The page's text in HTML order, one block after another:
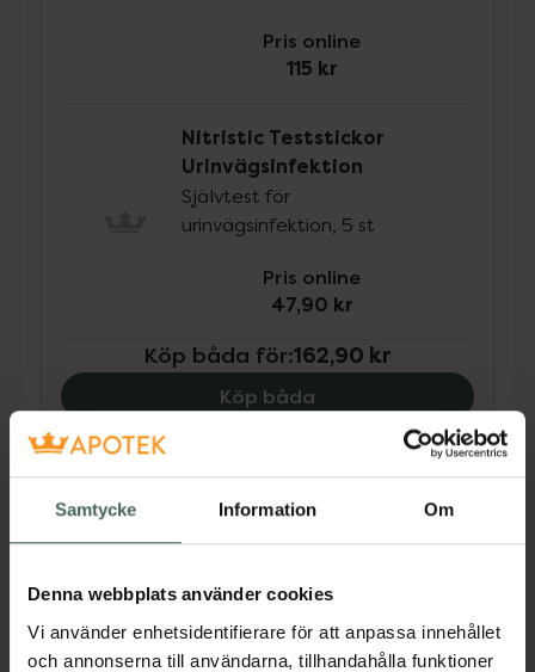
Samtycke Information Om
Denna webbplats använder cookies
Vi använder enhetsidentifierare för att anpassa innehållet
och annonserna till användarna, tillhandahålla funktioner
Pris online
115 kr
Nitristic Teststickor
Urinvägsinfektion
Självtest för
urinvägsinfektion, 5 st
Pris online
47,90 kr
Köp båda för:162,90 kr
Köp båda
Beskrivning Dölj
Tillverkaren garanterar genom
CE-märkning att produkten är
säker att använda och uppfyller
gällande krav.